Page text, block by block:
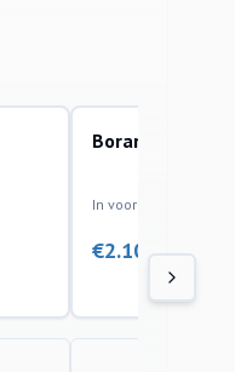
aquariumvissen
Boraras
In voorraad
€2.10